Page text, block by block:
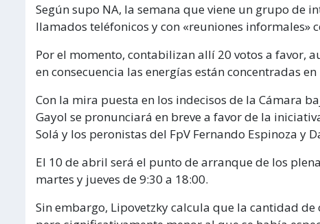
Según supo NA, la semana que viene un grupo de
llamados teléfonicos y con «reuniones informales»
Por el momento, contabilizan allí 20 votos a favor,
en consecuencia las energías están concentradas
Con la mira puesta en los indecisos de la Cámara
Gayol se pronunciará en breve a favor de la
Solá y los peronistas del FpV Fernando Espinoza y
El 10 de abril será el punto de arranque de los
martes y jueves de 9:30 a 18:00.
Sin embargo, Lipovetzky calcula que la cantidad